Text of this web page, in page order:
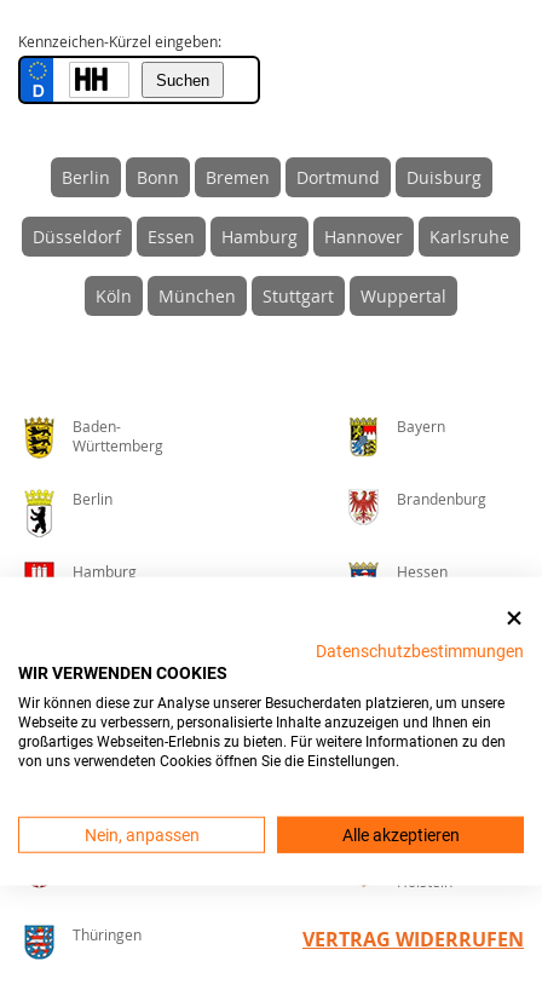
Kennzeichen-Kürzel eingeben:
Berlin Bonn Bremen Dortmund Duisburg
Düsseldorf Essen Hamburg Hannover Karlsruhe
Köln München Stuttgart Wuppertal
Baden-
Württemberg
Bayern
Berlin Brandenburg
Hamburg Hessen
Vorpommern
Niedersachsen
Nordrhein-
Westfalen
Rheinland-Pfalz
Holstein
Thüringen VERTRAG WIDERRUFEN
Datenschutzbestimmungen
WIR VERWENDEN COOKIES
Wir können diese zur Analyse unserer Besucherdaten platzieren, um unsere
Webseite zu verbessern, personalisierte Inhalte anzuzeigen und Ihnen ein
großartiges Webseiten-Erlebnis zu bieten. Für weitere Informationen zu den
von uns verwendeten Cookies öffnen Sie die Einstellungen.
Nein, anpassen Alle akzeptieren